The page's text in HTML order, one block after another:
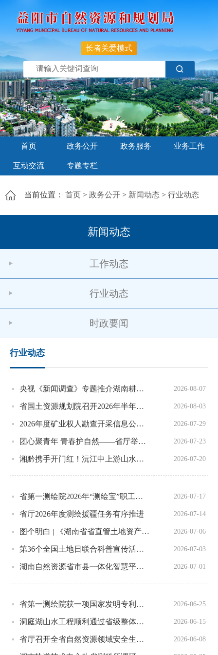
长者关爱模式
首页 政务公开 政务服务 业务工作
互动交流 专题专栏
当前位置： 首页 > 政务公开 > 新闻动态 > 行业动态
新闻动态
工作动态
行业动态
时政要闻
行业动态
央视《新闻调查》专题推介湖南耕林置换改革 2026-08-07
省国土资源规划院召开2026年半年度重点工作调度会 2026-08-03
2026年度矿业权人勘查开采信息公示实地核查工作培训在长沙举办 2026-07-29
团心聚青年 青春护自然——省厅举办第七期“青思享·自然说” 2026-07-23
湘黔携手开门红！沅江中上游山水工程成功入选国家“十五五”首批山水工程名单 2026-07-20
省第一测绘院2026年“测绘宝”职工子女暑期托管班正式开班 2026-07-17
省厅2026年度测绘援疆任务有序推进 2026-07-14
图个明白 | 《湖南省省直管土地资产处置办法》要点速览 2026-07-06
第36个全国土地日联合科普宣传活动圆满举办 2026-07-03
湖南自然资源省市县一体化智慧平台正式上线 2026-07-01
省第一测绘院获一项国家发明专利授权 2026-06-25
洞庭湖山水工程顺利通过省级整体验收 2026-06-15
省厅召开全省自然资源领域安全生产工作视频会议 2026-06-08